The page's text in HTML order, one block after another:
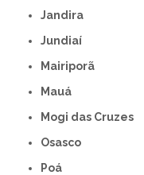
Jandira
Jundiaí
Mairiporã
Mauá
Mogi das Cruzes
Osasco
Poá